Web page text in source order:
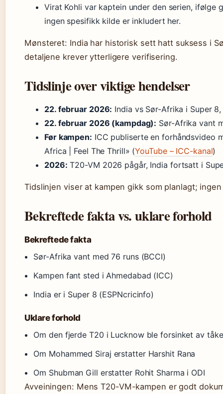
Virat Kohli var kaptein under den serien, ifølge
ingen spesifikk kilde er inkludert her.
Mønsteret: India har historisk sett hatt suksess i
detaljene krever ytterligere verifisering.
Tidslinje over viktige hendelser
22. februar 2026: India vs Sør-Afrika i Super
22. februar 2026 (kampdag): Sør-Afrika vant
Før kampen: ICC publiserte en forhåndsvideo
Africa | Feel The Thrill» (YouTube – ICC-kanal)
2026: T20-VM 2026 pågår, India fortsatt i
Tidslinjen viser at kampen gikk som planlagt;
Bekreftede fakta vs. uklare forhold
Bekreftede fakta
Sør-Afrika vant med 76 runs (BCCI)
Kampen fant sted i Ahmedabad (ICC)
India er i Super 8 (ESPNcricinfo)
Uklare forhold
Om den fjerde T20 i Lucknow ble forsinket av tåke
Om Mohammed Siraj erstatter Harshit Rana
Om Shubman Gill erstatter Rohit Sharma i ODI
Avveiningen: Mens T20-VM-kampen er godt